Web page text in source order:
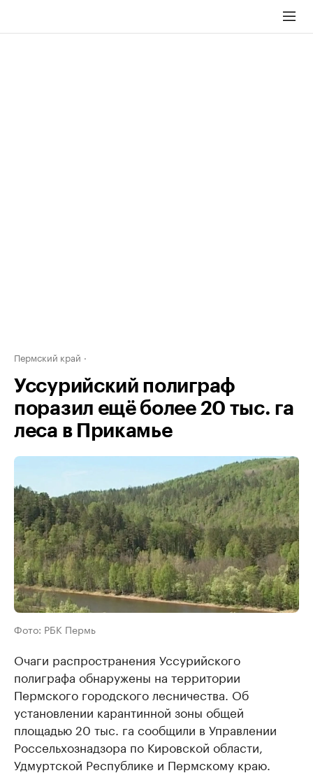
Пермский край
Уссурийский полиграф
поразил ещё более 20 тыс. га
леса в Прикамье
Фото: РБК Пермь
Очаги распространения Уссурийского
полиграфа обнаружены на территории
Пермского городского лесничества. Об
установлении карантинной зоны общей
площадью 20 тыс. га сообщили в Управлении
Россельхознадзора по Кировской области,
Удмуртской Республике и Пермскому краю.